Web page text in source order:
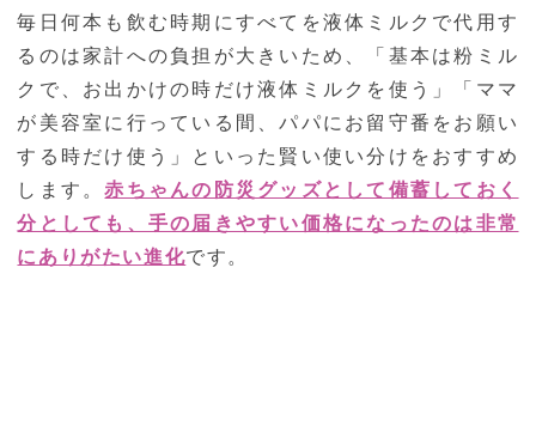
毎日何本も飲む時期にすべてを液体ミルクで代用す
るのは家計への負担が大きいため、「基本は粉ミル
クで、お出かけの時だけ液体ミルクを使う」「ママ
が美容室に行っている間、パパにお留守番をお願い
する時だけ使う」といった賢い使い分けをおすすめ
します。赤ちゃんの防災グッズとして備蓄しておく
分としても、手の届きやすい価格になったのは非常
にありがたい進化です。